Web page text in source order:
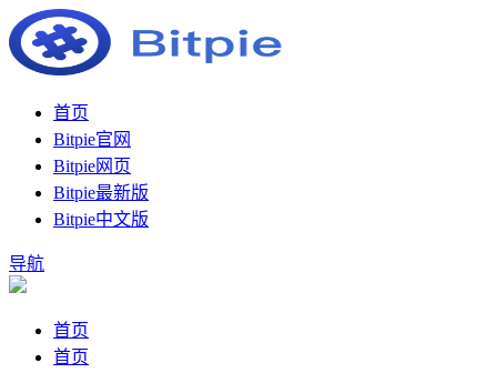
首页
Bitpie官网
Bitpie网页
Bitpie最新版
Bitpie中文版
导航
首页
首页